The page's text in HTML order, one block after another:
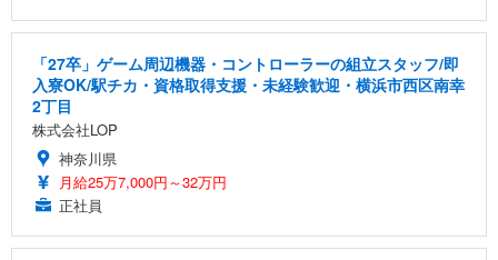
「27卒」ゲーム周辺機器・コントローラーの組立スタッフ/即
入寮OK/駅チカ・資格取得支援・未経験歓迎・横浜市西区南幸
2丁目
株式会社LOP
神奈川県
月給25万7,000円～32万円
正社員